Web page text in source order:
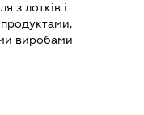
з лотків і
виробами